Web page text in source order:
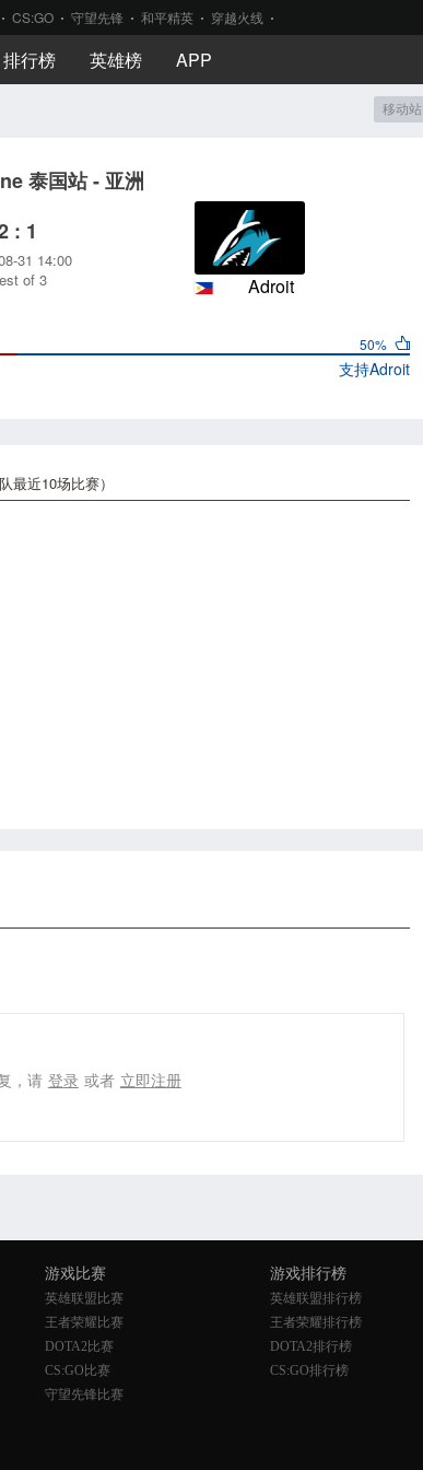
CS:GO 守望先锋 和平精英 穿越火线
排行榜 英雄榜 APP
移动站
泰国站 - 亚洲
: 1
31 14:00
of 3
Adroit
50%
支持Adroit
最近10场比赛）
，请 登录 或者 立即注册
游戏比赛
英雄联盟比赛
王者荣耀比赛
DOTA2比赛
CS:GO比赛
守望先锋比赛
游戏排行榜
英雄联盟排行榜
王者荣耀排行榜
DOTA2排行榜
CS:GO排行榜